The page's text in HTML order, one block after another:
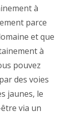
à
parce
et que
à
pouvez
des voies
jaunes, le
via un